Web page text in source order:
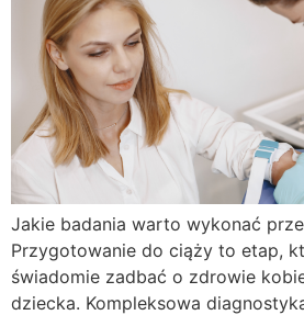
Jakie badania warto wykonać
Przygotowanie do ciąży to etap,
świadomie zadbać o zdrowie
dziecka. Kompleksowa